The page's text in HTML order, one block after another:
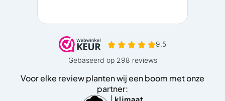
Voor elke review planten wij een boom met onze
partner: